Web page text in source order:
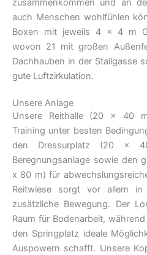
zusammenkommen und an
auch Menschen wohlfühlen
Boxen mit jeweils 4 x 4 m
wovon 21 mit großen
Dachhauben in der Stallgasse
gute Luftzirkulation.
Unsere Anlage
Unsere Reithalle (20 x 40
Training unter besten
den Dressurplatz (20 x
Beregnungsanlage sowie den
x 80 m) für
Reitwiese sorgt vor allem in
zusätzliche Bewegung. Der
Raum für Bodenarbeit,
den Springplatz ideale
Auspowern schafft. Unsere